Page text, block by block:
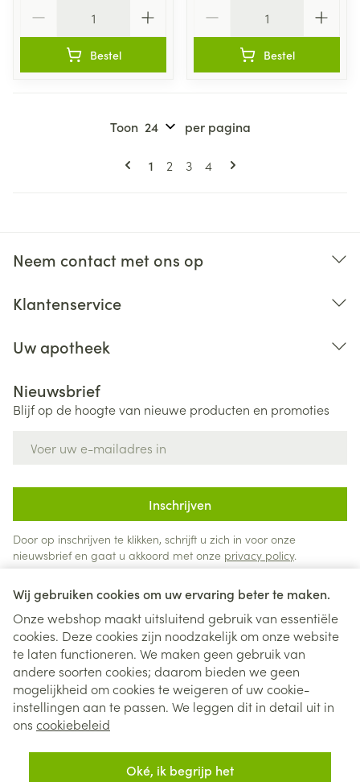
Wij gebruiken cookies om uw ervaring beter te maken.
Onze webshop maakt uitsluitend gebruik van essentiële
cookies. Deze cookies zijn noodzakelijk om onze website
te laten functioneren. We maken geen gebruik van
andere soorten cookies; daarom bieden we geen
mogelijkheid om cookies te weigeren of uw cookie-
instellingen aan te passen. We leggen dit in detail uit in
ons cookiebeleid
Oké, ik begrijp het
Bestel Bestel
Pagina's
U lees momenteel pagina
1 Pagina
2 Pagina
3 Pagina
4
Toon per pagina
Neem contact met ons op
Klantenservice
Uw apotheek
Nieuwsbrief
Blijf op de hoogte van nieuwe producten en promoties
Inschrijven
Door op inschrijven te klikken, schrijft u zich in voor onze
nieuwsbrief en gaat u akkoord met onze privacy policy.
Juridische links